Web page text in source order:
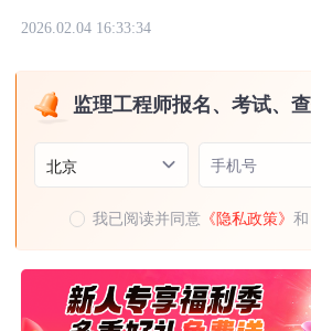
2026.02.04 16:33:34
监理工程师报名、考试、
北京 手机号
我已阅读并同意 《隐私政策》和